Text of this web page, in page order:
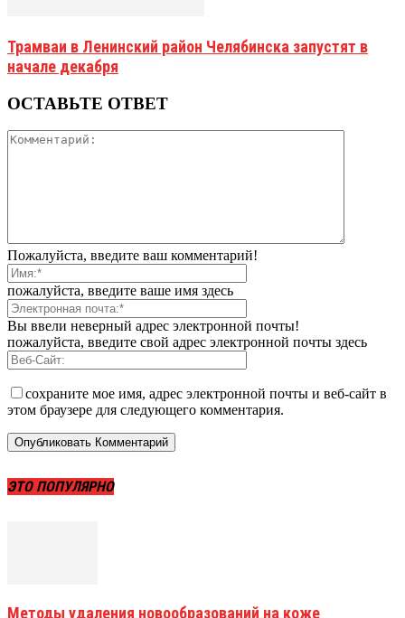
Трамваи в Ленинский район Челябинска запустят в
начале декабря
ОСТАВЬТЕ ОТВЕТ
Пожалуйста, введите ваш комментарий!
пожалуйста, введите ваше имя здесь
Вы ввели неверный адрес электронной почты!
пожалуйста, введите свой адрес электронной почты здесь
сохраните мое имя, адрес электронной почты и веб-сайт в
этом браузере для следующего комментария.
ЭТО ПОПУЛЯРНО
Методы удаления новообразований на коже